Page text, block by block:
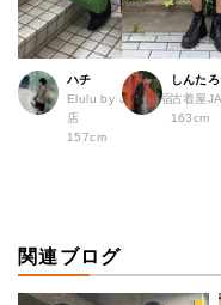
ハチ
Elulu by JAM 原宿
店
157cm
しんた
古着屋
163cm
関連ブログ